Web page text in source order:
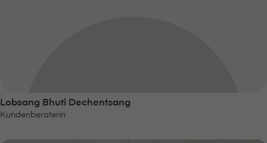
Lobsang Bhuti Dechentsang
Kundenberaterin